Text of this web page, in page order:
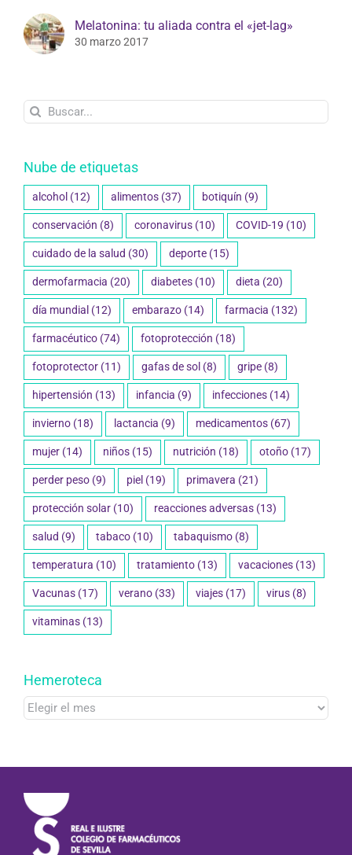
Melatonina: tu aliada contra el «jet-lag»
30 marzo 2017
Buscar:
Nube de etiquetas
alcohol (12) alimentos (37) botiquín (9)
conservación (8) coronavirus (10) COVID-19 (10)
cuidado de la salud (30) deporte (15)
dermofarmacia (20) diabetes (10) dieta (20)
día mundial (12) embarazo (14) farmacia (132)
farmacéutico (74) fotoprotección (18)
fotoprotector (11) gafas de sol (8) gripe (8)
hipertensión (13) infancia (9) infecciones (14)
invierno (18) lactancia (9) medicamentos (67)
mujer (14) niños (15) nutrición (18) otoño (17)
perder peso (9) piel (19) primavera (21)
protección solar (10) reacciones adversas (13)
salud (9) tabaco (10) tabaquismo (8)
temperatura (10) tratamiento (13) vacaciones (13)
Vacunas (17) verano (33) viajes (17) virus (8)
vitaminas (13)
Hemeroteca
Hemeroteca